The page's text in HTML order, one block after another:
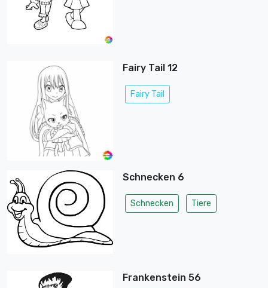
Fairy Tail 12
Fairy Tail
Schnecken 6
Schnecken Tiere
Frankenstein 56